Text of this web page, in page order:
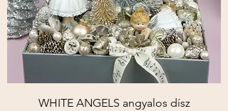
WHITE ANGELS angyalos dísz